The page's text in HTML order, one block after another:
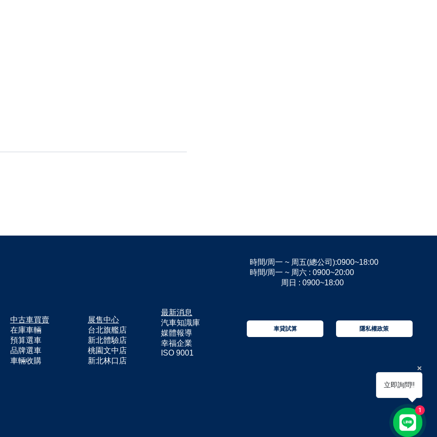
Long Range
時間/周一 ~ 周五(總公司):0900~18:00
時間/周一 ~ 周六 : 0900~20:00
周日 : 0900~18:00
​中古車買賣
在庫車輛
預算選車
​品牌選車
​車輛收購
展售中心
台北旗艦店
新北體驗店
​桃園文中店
​新北林口店
最新消息
汽車知識庫
媒體報導
​幸福企業​
ISO 9001
車貸試算 隱私權政策
立即詢問‼️
1